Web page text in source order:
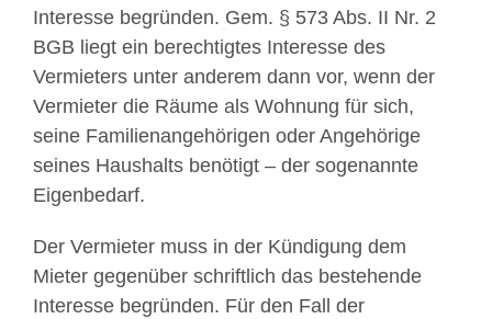
Interesse begründen. Gem. § 573 Abs. II Nr. 2
BGB liegt ein berechtigtes Interesse des
Vermieters unter anderem dann vor, wenn der
Vermieter die Räume als Wohnung für sich,
seine Familienangehörigen oder Angehörige
seines Haushalts benötigt – der sogenannte
Eigenbedarf.
Der Vermieter muss in der Kündigung dem
Mieter gegenüber schriftlich das bestehende
Interesse begründen. Für den Fall der